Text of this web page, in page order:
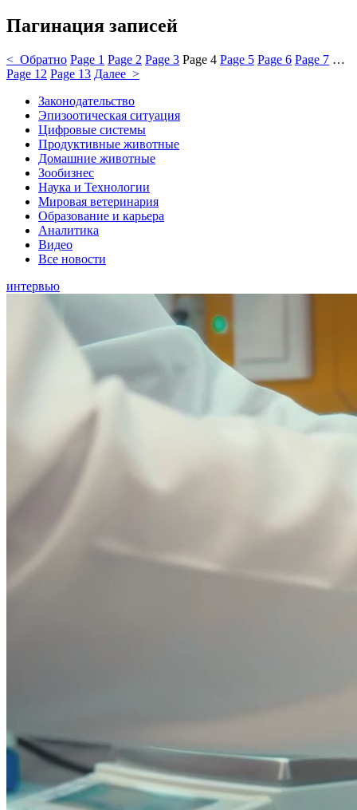
Пагинация записей
< Обратно Page 1 Page 2 Page 3 Page 4 Page 5 Page 6 Page 7 …
Page 12 Page 13 Далее >
Законодательство
Эпизоотическая ситуация
Цифровые системы
Продуктивные животные
Домашние животные
Зообизнес
Наука и Технологии
Мировая ветеринария
Образование и карьера
Аналитика
Видео
Все новости
интервью